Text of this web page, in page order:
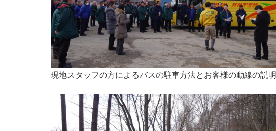
現地スタッフの方によるバスの駐車方法とお客様の動線の説明